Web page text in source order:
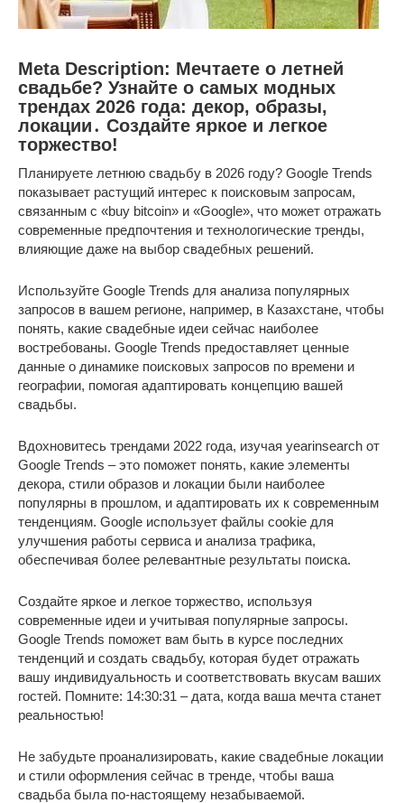
Meta Description: Мечтаете о летней
свадьбе? Узнайте о самых модных
трендах 2026 года: декор, образы,
локации․ Создайте яркое и легкое
торжество!
Планируете летнюю свадьбу в 2026 году? Google Trends
показывает растущий интерес к поисковым запросам,
связанным с «buy bitcoin» и «Google», что может отражать
современные предпочтения и технологические тренды,
влияющие даже на выбор свадебных решений.
Используйте Google Trends для анализа популярных
запросов в вашем регионе, например, в Казахстане, чтобы
понять, какие свадебные идеи сейчас наиболее
востребованы. Google Trends предоставляет ценные
данные о динамике поисковых запросов по времени и
географии, помогая адаптировать концепцию вашей
свадьбы.
Вдохновитесь трендами 2022 года, изучая yearinsearch от
Google Trends – это поможет понять, какие элементы
декора, стили образов и локации были наиболее
популярны в прошлом, и адаптировать их к современным
тенденциям. Google использует файлы cookie для
улучшения работы сервиса и анализа трафика,
обеспечивая более релевантные результаты поиска.
Создайте яркое и легкое торжество, используя
современные идеи и учитывая популярные запросы.
Google Trends поможет вам быть в курсе последних
тенденций и создать свадьбу, которая будет отражать
вашу индивидуальность и соответствовать вкусам ваших
гостей. Помните: 14:30:31 – дата, когда ваша мечта станет
реальностью!
Не забудьте проанализировать, какие свадебные локации
и стили оформления сейчас в тренде, чтобы ваша
свадьба была по-настоящему незабываемой.